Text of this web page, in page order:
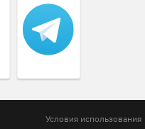
Условия использования